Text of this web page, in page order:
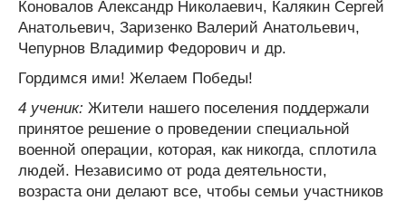
Коновалов Александр Николаевич, Калякин Сергей
Анатольевич, Заризенко Валерий Анатольевич,
Чепурнов Владимир Федорович и др.
Гордимся ими! Желаем Победы!
4 ученик: Жители нашего поселения поддержали
принятое решение о проведении специальной
военной операции, которая, как никогда, сплотила
людей. Независимо от рода деятельности,
возраста они делают все, чтобы семьи участников